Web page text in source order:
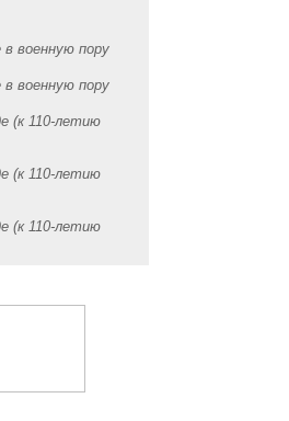
в военную пору
в военную пору
(к 110-летию
(к 110-летию
(к 110-летию